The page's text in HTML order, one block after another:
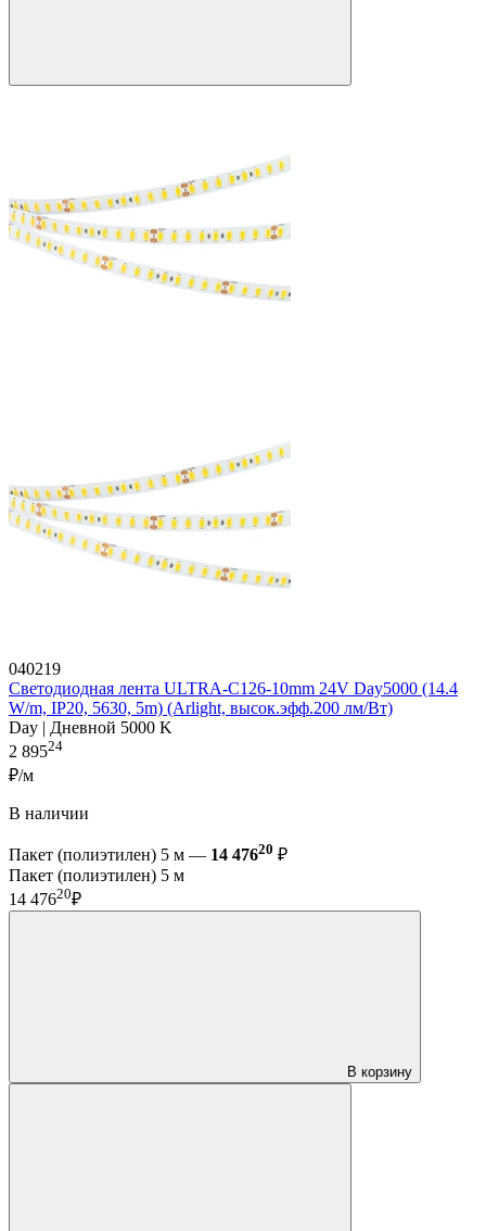
040219
Светодиодная лента ULTRA-C126-10mm 24V Day5000 (14.4
W/m, IP20, 5630, 5m) (Arlight, высок.эфф.200 лм/Вт)
Day | Дневной 5000 K
2 89524
₽/м
В наличии
Пакет (полиэтилен) 5 м — 14 47620 ₽
Пакет (полиэтилен) 5 м
14 47620₽
В корзину